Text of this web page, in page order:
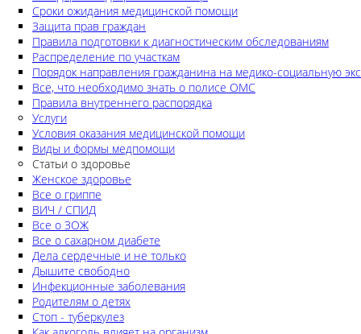
Сроки ожидания медицинской помощи
Защита прав граждан
Правила подготовки к диагностическим обследованиям
Распределение по участкам
Порядок направления гражданина на медико-социальную
Все, что необходимо знать о полисе ОМС
Правила внутреннего распорядка
Услуги
Условия оказания медицинской помощи
Виды и формы медпомощи
Статьи о здоровье
Женское здоровье
Все о гриппе
ВИЧ / СПИД
Все о ЗОЖ
Все о сахарном диабете
Дела сердечные и не только
Дышите свободно
Инфекционные заболевания
Родителям о детях
Стоп - туберкулез